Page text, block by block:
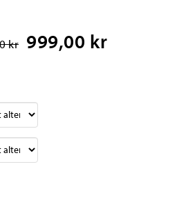
kr 999,00 kr